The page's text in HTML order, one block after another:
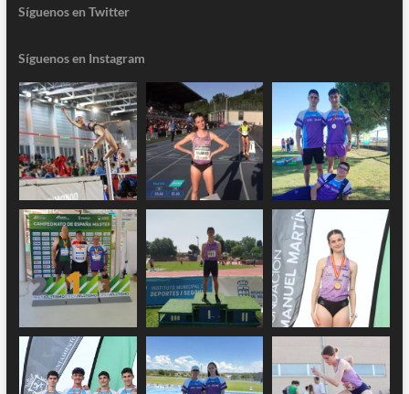
Síguenos en Twitter
Síguenos en Instagram